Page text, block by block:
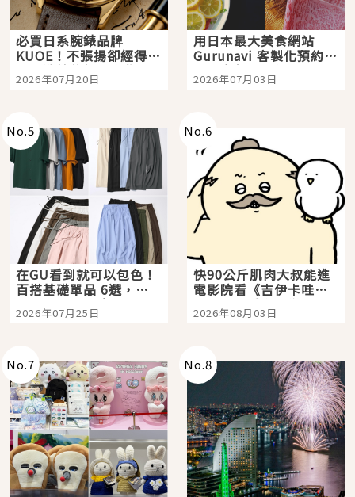
必買日系腕錶品牌
KUOE！不張揚卻經得起
時間洗鍊的經典之作五
選
2026年07月20日
用日本最大美食網站
Gurunavi 客製化預約九
大都市餐廳，打造專屬
美食體驗！
2026年07月03日
No.5
在GU看到就可以包色！
百搭基礎單品 6選，閉
眼全收也不心疼
2026年07月25日
No.6
快90公斤肌肉大叔能進
電影院看《吉伊卡哇》
嗎？日本重金屬樂團
「打首」會長與nagano
2026年08月03日
No.7 No.8